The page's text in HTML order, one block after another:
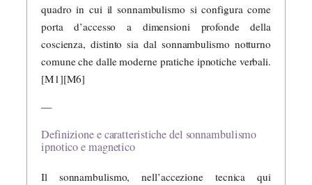
quadro in cui il sonnambulismo si configura come
porta d’accesso a dimensioni profonde della
coscienza, distinto sia dal sonnambulismo notturno
comune che dalle moderne pratiche ipnotiche verbali.
[M1][M6]
—
Definizione e caratteristiche del sonnambulismo
ipnotico e magnetico
Il sonnambulismo, nell’accezione tecnica qui